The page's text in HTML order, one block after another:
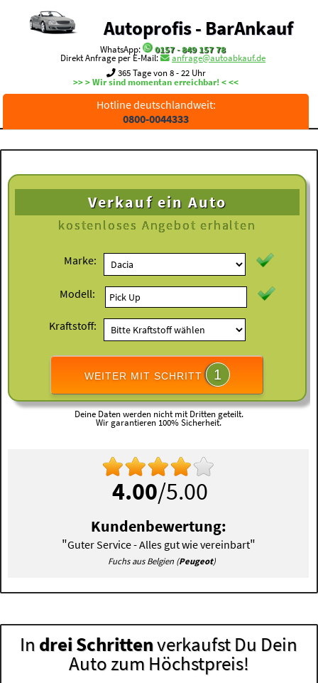
Autoprofis - BarAnkauf
WhatsApp:
0157 - 849 157 78
Direkt Anfrage per E-Mail:
anfrage@autoabkauf.de
365 Tage von 8 - 22 Uhr
>> > Wir sind momentan erreichbar! < <<
Hotline deutschlandweit:
0800-0044333
Verkauf ein Auto
kostenloses Angebot erhalten
Marke:
Modell:
Kraftstoff:
WEITER MIT SCHRITT 1
Deine Daten werden nicht mit Dritten geteilt.
Wir garantieren 100% Sicherheit.
4.00/5.00
Kundenbewertung:
"Guter Service - Alles gut wie vereinbart"
Fuchs aus Belgien (Peugeot)
In drei Schrittenverkaufst Du Dein
Auto zum Höchstpreis!